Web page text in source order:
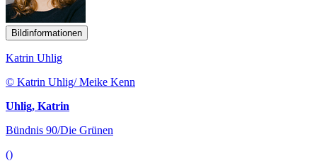
Bildinformationen
Katrin Uhlig
© Katrin Uhlig/ Meike Kenn
Uhlig, Katrin
Bündnis 90/Die Grünen
()